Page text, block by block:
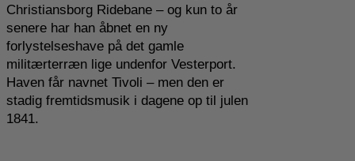
Christiansborg Ridebane – og kun to år
senere har han åbnet en ny
forlystelseshave på det gamle
militærterræn lige undenfor Vesterport.
Haven får navnet Tivoli – men den er
stadig fremtidsmusik i dagene op til julen
1841.